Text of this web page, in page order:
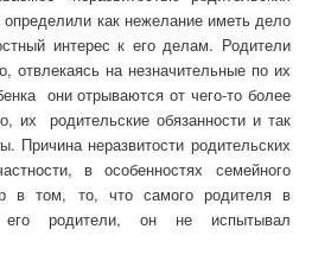
как нежелание иметь дело
интерес к его делам. Родители
отвлекаясь на незначительные по их
они отрываются от чего-то более
их родительские обязанности и так
Причина неразвитости родительских
в особенностях семейного
в том, то, что самого родителя в
его родители, он не испытывал